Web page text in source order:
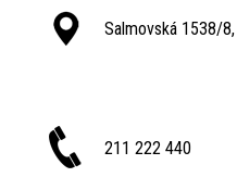
Salmovská 1538/
211 222 440